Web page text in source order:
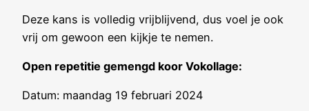
Deze kans is volledig vrijblijvend, dus voel je ook
vrij om gewoon een kijkje te nemen.
Open repetitie gemengd koor Vokollage:
Datum: maandag 19 februari 2024